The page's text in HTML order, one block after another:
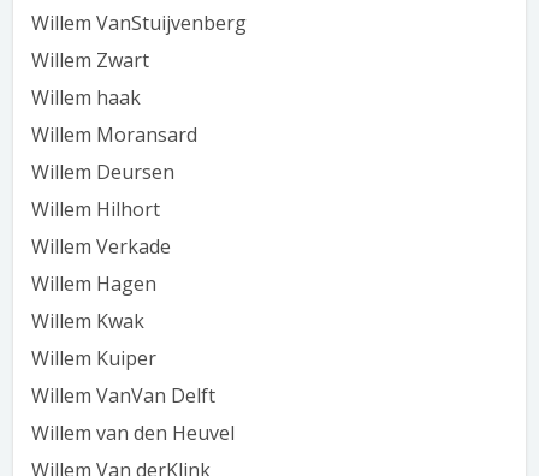
Willem VanStuijvenberg
Willem Zwart
Willem haak
Willem Moransard
Willem Deursen
Willem Hilhort
Willem Verkade
Willem Hagen
Willem Kwak
Willem Kuiper
Willem VanVan Delft
Willem van den Heuvel
Willem Van derKlink